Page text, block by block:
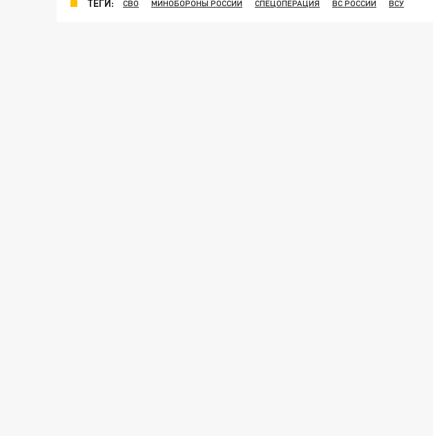
ТЕГИ: СВО МИНОБОРОНЫ РОССИИ СПЕЦОПЕРАЦИЯ ВС РОССИИ ВСУ